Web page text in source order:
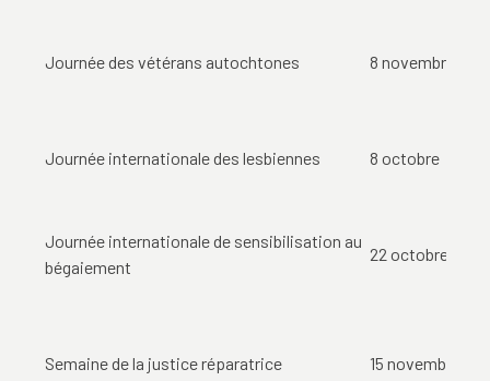
Journée des vétérans autochtones 8 novembre
Journée internationale des lesbiennes 8 octobre
Journée internationale de sensibilisation au
bégaiement
22 octobre
Semaine de la justice réparatrice 15 novembre